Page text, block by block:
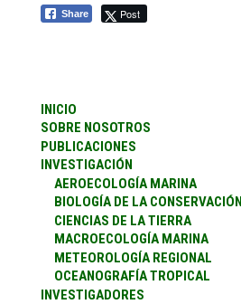
Share Post
INICIO
SOBRE NOSOTROS
PUBLICACIONES
INVESTIGACIÓN
AEROECOLOGÍA MARINA
BIOLOGÍA DE LA CONSERVACIÓN
CIENCIAS DE LA TIERRA
MACROECOLOGÍA MARINA
METEOROLOGÍA REGIONAL
OCEANOGRAFÍA TROPICAL
INVESTIGADORES